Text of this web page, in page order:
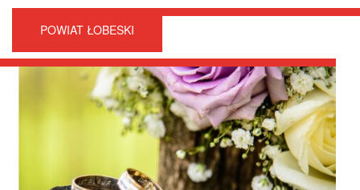
POWIAT ŁOBESKI